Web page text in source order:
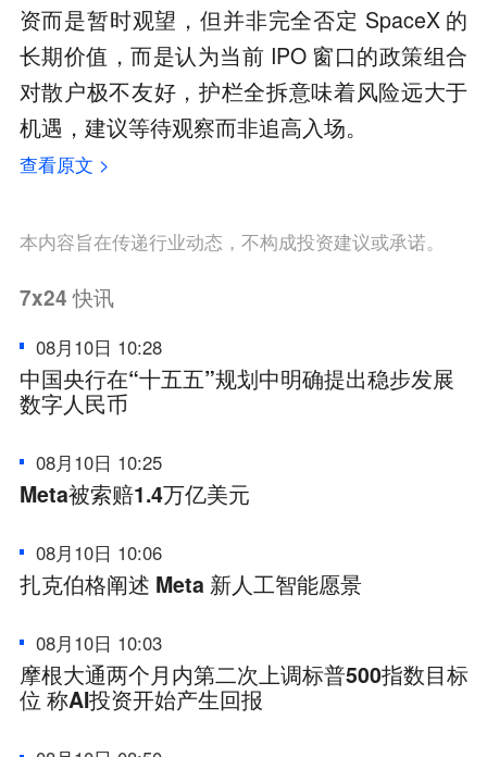
资而是暂时观望，但并非完全否定 SpaceX 的
长期价值，而是认为当前 IPO 窗口的政策组合
对散户极不友好，护栏全拆意味着风险远大于
机遇，建议等待观察而非追高入场。
查看原文 >
本内容旨在传递行业动态，不构成投资建议或承诺。
7x24快讯
08月10日 10:28
中国央行在“十五五”规划中明确提出稳步发展
数字人民币
08月10日 10:25
Meta被索赔1.4万亿美元
08月10日 10:06
扎克伯格阐述 Meta 新人工智能愿景
08月10日 10:03
摩根大通两个月内第二次上调标普500指数目标
位 称AI投资开始产生回报